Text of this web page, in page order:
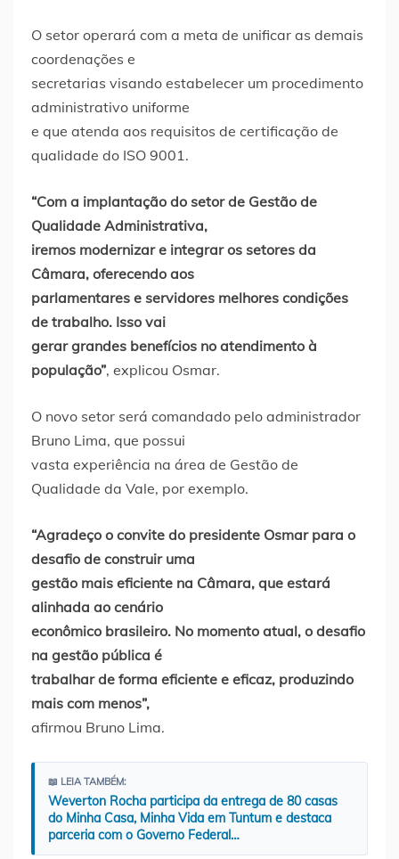
O setor operará com a meta de unificar as demais
coordenações e
secretarias visando estabelecer um procedimento
administrativo uniforme
e que atenda aos requisitos de certificação de
qualidade do ISO 9001.
“Com a implantação do setor de Gestão de
Qualidade Administrativa,
iremos modernizar e integrar os setores da
Câmara, oferecendo aos
parlamentares e servidores melhores condições
de trabalho. Isso vai
gerar grandes benefícios no atendimento à
população”, explicou Osmar.
O novo setor será comandado pelo administrador
Bruno Lima, que possui
vasta experiência na área de Gestão de
Qualidade da Vale, por exemplo.
“Agradeço o convite do presidente Osmar para o
desafio de construir uma
gestão mais eficiente na Câmara, que estará
alinhada ao cenário
econômico brasileiro. No momento atual, o desafio
na gestão pública é
trabalhar de forma eficiente e eficaz, produzindo
mais com menos”,
afirmou Bruno Lima.
📖 LEIA TAMBÉM:
Weverton Rocha participa da entrega de 80 casas
do Minha Casa, Minha Vida em Tuntum e destaca
parceria com o Governo Federal…